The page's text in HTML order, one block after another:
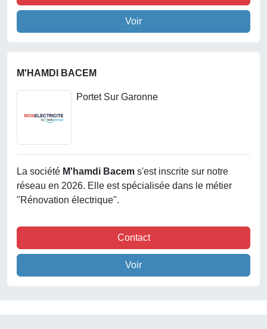
Voir
M'HAMDI BACEM
Portet Sur Garonne
La société M'hamdi Bacem s'est inscrite sur notre
réseau en 2026. Elle est spécialisée dans le métier
"Rénovation électrique".
Contact
Voir